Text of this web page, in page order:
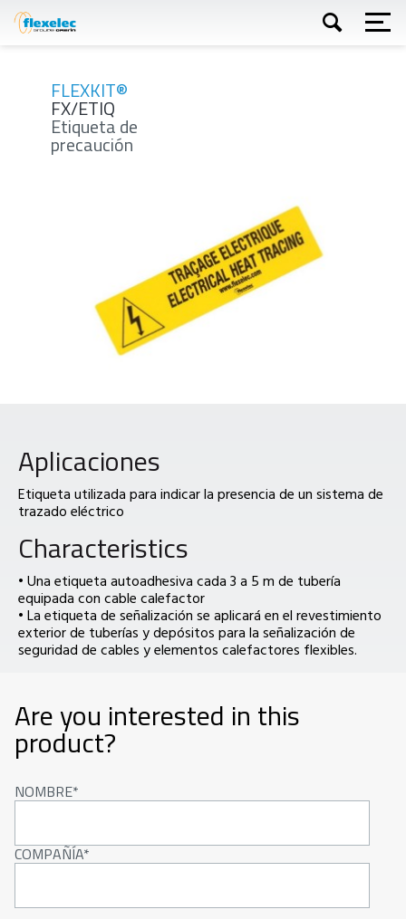
Skip
to
FLEXKIT®
FX/ETIQ
Etiqueta de
precaución
Aplicaciones
Etiqueta utilizada para indicar la presencia de un sistema de
trazado eléctrico
Characteristics
• Una etiqueta autoadhesiva cada 3 a 5 m de tubería
equipada con cable calefactor
• La etiqueta de señalización se aplicará en el revestimiento
exterior de tuberías y depósitos para la señalización de
seguridad de cables y elementos calefactores flexibles.
Are you interested in this
product?
NOMBRE
COMPAÑÍA